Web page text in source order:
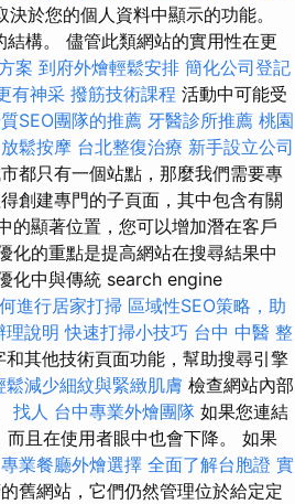
決於您的個人資料中顯示的功能。
構。 儘管此類網站的實用性在更
案 到府外燴輕鬆安排 簡化公司登記
有神采 撥筋技術課程 活動中可能受
SEO團隊的推薦 牙醫診所推薦 桃園
鬆按摩 台北整復治療 新手設立公司
都只有一個站點，那麼我們需要專
創建專門的子頁面，其中包含有關
的顯著位置，您可以增加潛在客戶
化的重點是提高網站在搜尋結果中
化中與傳統 search engine
進行居家打掃 區域性SEO策略，助
理說明 快速打掃小技巧 台中 中醫 整
其他技術頁面功能，幫助搜尋引擎
鬆減少細紋與緊緻肌膚 檢查網站內部
找人 台中專業外燴團隊 如果您連結
且在使用者眼中也會下降。 如果
專業餐廳外燴選擇 全面了解台胞證 實
舊網站，它們仍然管理位於給定定